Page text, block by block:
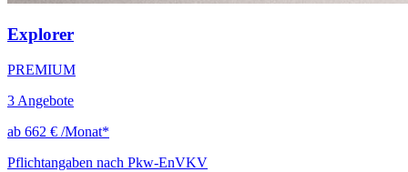
Explorer
PREMIUM
3 Angebote
ab 662 € /Monat*
Pflichtangaben nach Pkw-EnVKV